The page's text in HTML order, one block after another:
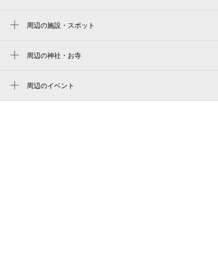
周辺の施設・スポット
哲学の道
茶寮桐山
周辺の神社・お寺
浄土院墓地
霊鑑寺
周辺のイベント